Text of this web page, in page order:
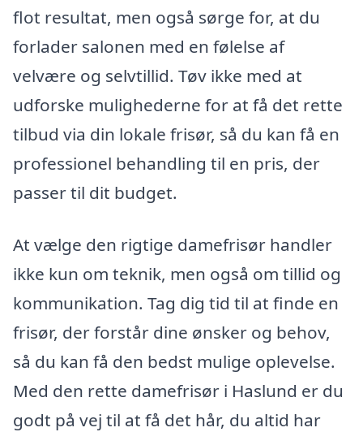
flot resultat, men også sørge for, at du
forlader salonen med en følelse af
velvære og selvtillid. Tøv ikke med at
udforske mulighederne for at få det rette
tilbud via din lokale frisør, så du kan få en
professionel behandling til en pris, der
passer til dit budget.
At vælge den rigtige damefrisør handler
ikke kun om teknik, men også om tillid og
kommunikation. Tag dig tid til at finde en
frisør, der forstår dine ønsker og behov,
så du kan få den bedst mulige oplevelse.
Med den rette damefrisør i Haslund er du
godt på vej til at få det hår, du altid har